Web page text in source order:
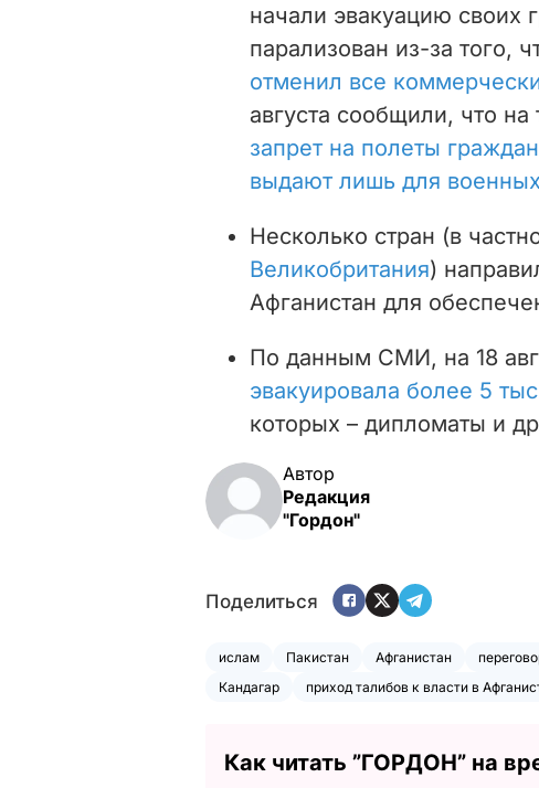
начали эвакуацию своих
парализован из-за того,
отменил все
августа сообщили, что
запрет на полеты
выдают лишь для
Несколько стран (в
Великобритания)
Афганистан для
По данным СМИ, на 18
эвакуировала более 5
которых – дипломаты и
Автор
Редакция
"Гордон"
Поделиться
ислам Пакистан Афганистан
Кандагар
приход талибов к власти в
Как читать ”ГОРДОН” на